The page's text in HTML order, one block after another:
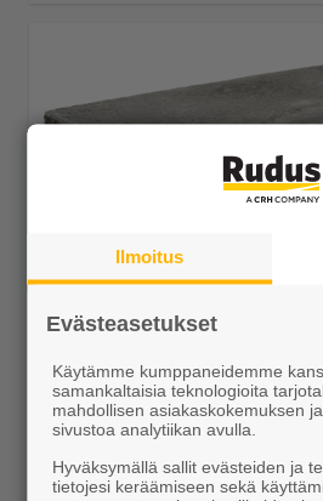
Porraskivi Askel
Näytä
Ilmoitus
Evästeasetukset
Käytämme kumppaneidemme
samankaltaisia teknologioita
mahdollisen asiakaskokemuksen
sivustoa analytiikan avulla.
Hyväksymällä sallit evästeiden ja
tietojesi keräämiseen sekä